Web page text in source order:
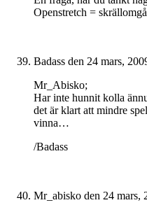
Openstretch =
Badass den 24 mars,
Mr_Abisko;
Har inte hunnit kolla
det är klart att mindre
vinna…
/Badass
Mr_abisko den 24 mars,